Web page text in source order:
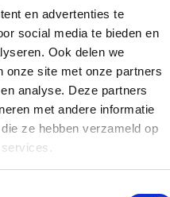
en advertenties te
social media te bieden en
Ook delen we
onze site met onze partners
analyse. Deze partners
met andere informatie
ze hebben verzameld op
wordt gegund.
waarbij jongeren
om zo hun
ontwikkelen.